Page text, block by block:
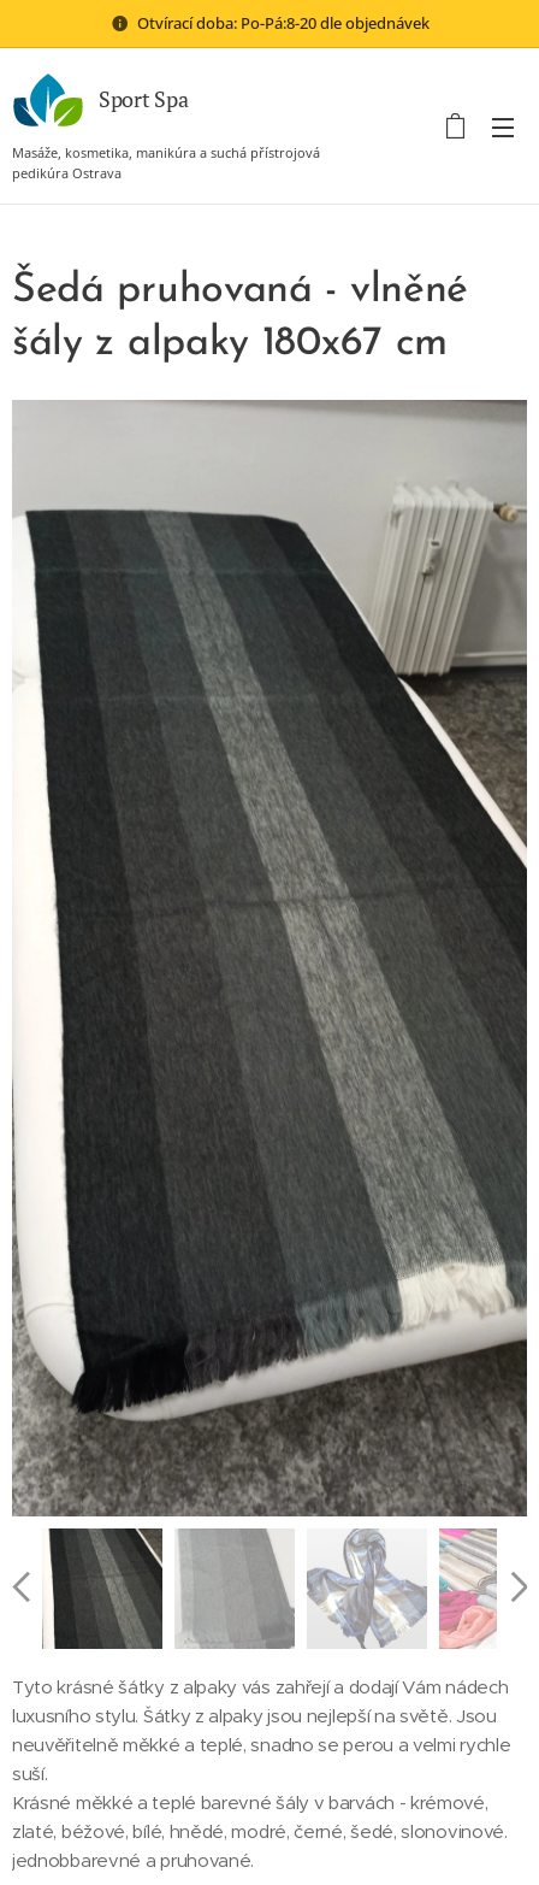
Otvírací doba: Po-Pá:8-20 dle objednávek
Sport Spa
Masáže, kosmetika, manikúra a suchá přístrojová
pedikúra Ostrava
Šedá pruhovaná - vlněné
šály z alpaky 180x67 cm
Tyto krásné šátky z alpaky vás zahřejí a dodají Vám nádech
luxusního stylu. Šátky z alpaky jsou nejlepší na světě. Jsou
neuvěřitelně měkké a teplé, snadno se perou a velmi rychle
suší.
Krásné měkké a teplé barevné šály v barvách - krémové,
zlaté, béžové, bílé, hnědé, modré, černé, šedé, slonovinové.
jednobbarevné a pruhované.